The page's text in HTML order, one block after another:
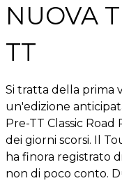
NUOVA
TT
Si tratta della prima
un'edizione
Pre-TT Classic Road
dei giorni scorsi. Il
ha finora registrato
non di poco conto.